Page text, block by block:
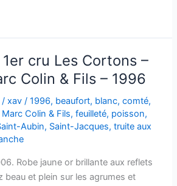
cru Les Cortons –
Colin & Fils – 1996
/xav/1996, beaufort, blanc,comté,
Colin & Fils,feuilleté, poisson,
Aubin, Saint-Jacques,truite aux
Robe jaune or brillante aux reflets
beau et plein sur les agrumes et